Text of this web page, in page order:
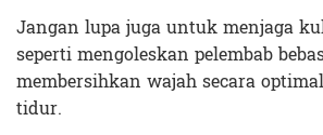
Jangan lupa juga untuk menjaga
seperti mengoleskan pelembab
membersihkan wajah secara
tidur.